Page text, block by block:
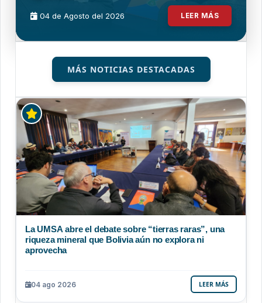
04 de Agosto del 2026 LEER MÁS
MÁS NOTICIAS DESTACADAS
La UMSA abre el debate sobre “tierras raras”, una
riqueza mineral que Bolivia aún no explora ni
aprovecha
04 ago 2026 LEER MÁS